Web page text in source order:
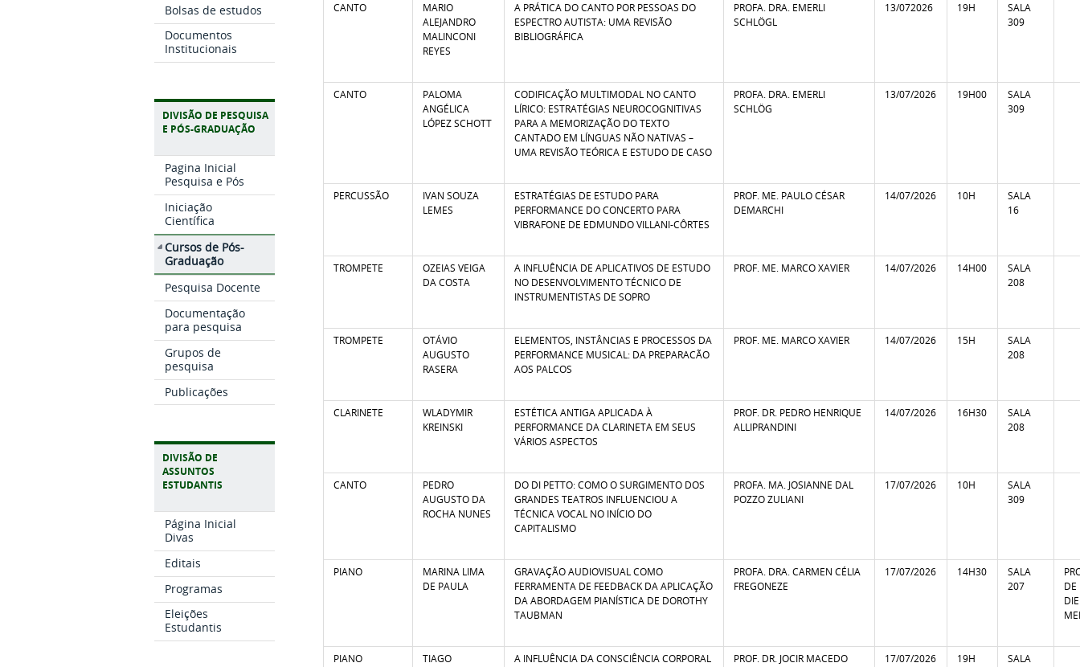
Bolsas de estudos
Documentos
Institucionais
DIVISÃO DE PESQUISA
E PÓS-GRADUAÇÃO
Pagina Inicial
Pesquisa e Pós
Iniciação
Científica
Cursos de Pós-
Graduação
Pesquisa Docente
Documentação
para pesquisa
Grupos de
pesquisa
Publicações
DIVISÃO DE
ASSUNTOS
ESTUDANTIS
Página Inicial
Divas
Editais
Programas
Eleições
Estudantis
CANTO
MARIO
ALEJANDRO
MALINCONI
REYES
A PRÁTICA DO CANTO POR PESSOAS DO
ESPECTRO AUTISTA: UMA REVISÃO
BIBLIOGRÁFICA
PROFA. DRA. EMERLI
SCHLÖGL
13/072026 19H
SALA
309
CANTO
PALOMA
ANGÉLICA
LÓPEZ SCHOTT
CODIFICAÇÃO MULTIMODAL NO CANTO
LÍRICO: ESTRATÉGIAS NEUROCOGNITIVAS
PARA A MEMORIZAÇÃO DO TEXTO
CANTADO EM LÍNGUAS NÃO NATIVAS –
UMA REVISÃO TEÓRICA E ESTUDO DE CASO
PROFA. DRA. EMERLI
SCHLÖG
13/07/2026 19H00
SALA
309
PERCUSSÃO
IVAN SOUZA
LEMES
ESTRATÉGIAS DE ESTUDO PARA
PERFORMANCE DO CONCERTO PARA
VIBRAFONE DE EDMUNDO VILLANI-CÔRTES
PROF. ME. PAULO CÉSAR
DEMARCHI
14/07/2026 10H
SALA
16
TROMPETE
OZEIAS VEIGA
DA COSTA
A INFLUÊNCIA DE APLICATIVOS DE ESTUDO
NO DESENVOLVIMENTO TÉCNICO DE
INSTRUMENTISTAS DE SOPRO
PROF. ME. MARCO XAVIER 14/07/2026 14H00
SALA
208
TROMPETE
OTÁVIO
AUGUSTO
RASERA
ELEMENTOS, INSTÂNCIAS E PROCESSOS DA
PERFORMANCE MUSICAL: DA PREPARACÃO
AOS PALCOS
PROF. ME. MARCO XAVIER 14/07/2026 15H
SALA
208
CLARINETE
WLADYMIR
KREINSKI
ESTÉTICA ANTIGA APLICADA À
PERFORMANCE DA CLARINETA EM SEUS
VÁRIOS ASPECTOS
PROF. DR. PEDRO HENRIQUE
ALLIPRANDINI
14/07/2026 16H30
SALA
208
CANTO
PEDRO
AUGUSTO DA
ROCHA NUNES
DO DI PETTO: COMO O SURGIMENTO DOS
GRANDES TEATROS INFLUENCIOU A
TÉCNICA VOCAL NO INÍCIO DO
CAPITALISMO
PROFA. MA. JOSIANNE DAL
POZZO ZULIANI
17/07/2026 10H
SALA
309
PIANO
MARINA LIMA
DE PAULA
GRAVAÇÃO AUDIOVISUAL COMO
FERRAMENTA DE FEEDBACK DA APLICAÇÃO
DA ABORDAGEM PIANÍSTICA DE DOROTHY
TAUBMAN
PROFA. DRA. CARMEN CÉLIA
FREGONEZE
17/07/2026 14H30
SALA
207
DE
PIANO
TIAGO
A INFLUÊNCIA DA CONSCIÊNCIA CORPORAL
PROF. DR. JOCIR MACEDO 17/07/2026 19H
SALA